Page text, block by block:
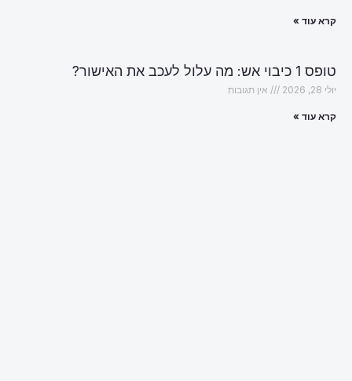
קרא עוד »
טופס 1 כיבוי אש: מה עלול לעכב את האישור?
יולי 28, 2026 אין תגובות
קרא עוד »